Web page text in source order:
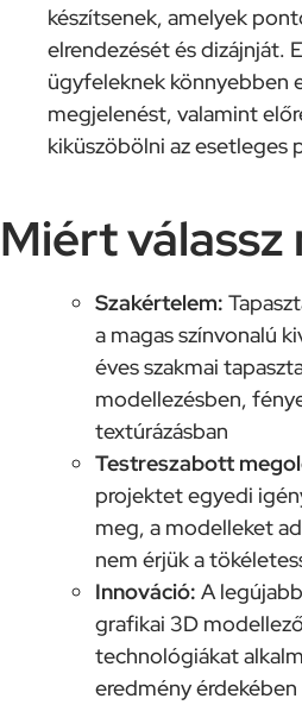
készítsenek, amelyek
elrendezését és dizájnját.
ügyfeleknek könnyebben
megjelenést, valamint
kiküszöbölni az esetleges
Miért válassz
Szakértelem:
a magas színvonalú
éves szakmai
modellezésben,
textúrázásban
Testreszabott
projektet egyedi
meg, a modelleket
nem érjük a
Innováció: A
grafikai 3D
technológiákat
eredmény érdekében